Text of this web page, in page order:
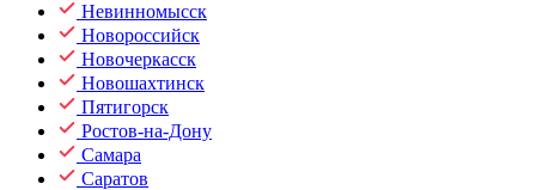
Невинномысск
Новороссийск
Новочеркасск
Новошахтинск
Пятигорск
Ростов-на-Дону
Самара
Саратов